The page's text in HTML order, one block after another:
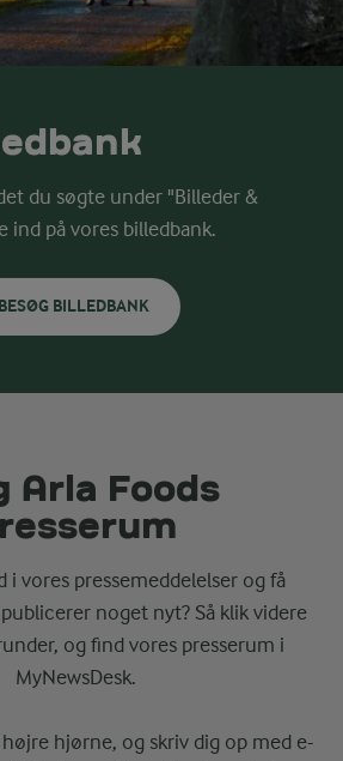
du søgte under "Billeder &
ind på vores billedbank.
BESØG BILLEDBANK
Arla Foods
i vores pressemeddelelser og få
noget nyt? Så klik videre
og find vores presserum i
MyNewsDesk.
hjørne, og skriv dig op med e-